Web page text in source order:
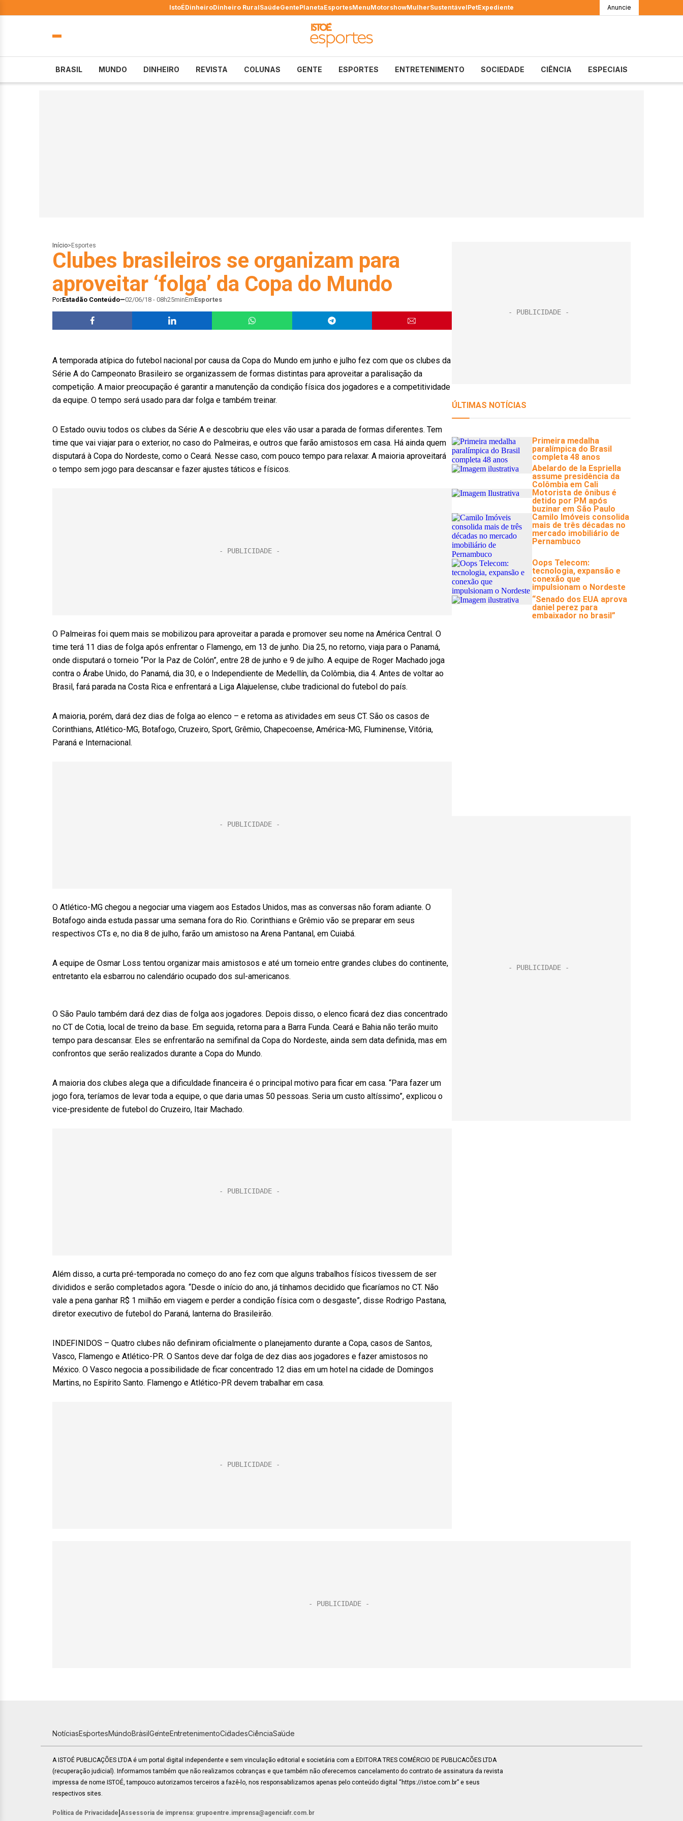
IstoÉDinheiroDinheiro RuralSaúdeGentePlanetaEsportesMenuMotorshowMulherSustentávelPetExpediente Anuncie
BRASIL MUNDO DINHEIRO REVISTA COLUNAS GENTE ESPORTES ENTRETENIMENTO SOCIEDADE CIÊNCIA ESPECIAIS
Início> Esportes
Clubes brasileiros se organizam para
aproveitar ‘folga’ da Copa do Mundo
PorEstadão Conteúdo 02/06/18 - 08h25minEmEsportes
A temporada atípica do futebol nacional por causa da Copa do Mundo em junho e julho fez com que os clubes da
Série A do Campeonato Brasileiro se organizassem de formas distintas para aproveitar a paralisação da
competição. A maior preocupação é garantir a manutenção da condição física dos jogadores e a competitividade
da equipe. O tempo será usado para dar folga e também treinar.
O Estado ouviu todos os clubes da Série A e descobriu que eles vão usar a parada de formas diferentes. Tem
time que vai viajar para o exterior, no caso do Palmeiras, e outros que farão amistosos em casa. Há ainda quem
disputará à Copa do Nordeste, como o Ceará. Nesse caso, com pouco tempo para relaxar. A maioria aproveitará
o tempo sem jogo para descansar e fazer ajustes táticos e físicos.
O Palmeiras foi quem mais se mobilizou para aproveitar a parada e promover seu nome na América Central. O
time terá 11 dias de folga após enfrentar o Flamengo, em 13 de junho. Dia 25, no retorno, viaja para o Panamá,
onde disputará o torneio “Por la Paz de Colón”, entre 28 de junho e 9 de julho. A equipe de Roger Machado joga
contra o Árabe Unido, do Panamá, dia 30, e o Independiente de Medellín, da Colômbia, dia 4. Antes de voltar ao
Brasil, fará parada na Costa Rica e enfrentará a Liga Alajuelense, clube tradicional do futebol do país.
A maioria, porém, dará dez dias de folga ao elenco – e retoma as atividades em seus CT. São os casos de
Corinthians, Atlético-MG, Botafogo, Cruzeiro, Sport, Grêmio, Chapecoense, América-MG, Fluminense, Vitória,
Paraná e Internacional.
O Atlético-MG chegou a negociar uma viagem aos Estados Unidos, mas as conversas não foram adiante. O
Botafogo ainda estuda passar uma semana fora do Rio. Corinthians e Grêmio vão se preparar em seus
respectivos CTs e, no dia 8 de julho, farão um amistoso na Arena Pantanal, em Cuiabá.
A equipe de Osmar Loss tentou organizar mais amistosos e até um torneio entre grandes clubes do continente,
entretanto ela esbarrou no calendário ocupado dos sul-americanos.
O São Paulo também dará dez dias de folga aos jogadores. Depois disso, o elenco ficará dez dias concentrado
no CT de Cotia, local de treino da base. Em seguida, retorna para a Barra Funda. Ceará e Bahia não terão muito
tempo para descansar. Eles se enfrentarão na semifinal da Copa do Nordeste, ainda sem data definida, mas em
confrontos que serão realizados durante a Copa do Mundo.
A maioria dos clubes alega que a dificuldade financeira é o principal motivo para ficar em casa. “Para fazer um
jogo fora, teríamos de levar toda a equipe, o que daria umas 50 pessoas. Seria um custo altíssimo”, explicou o
vice-presidente de futebol do Cruzeiro, Itair Machado.
Além disso, a curta pré-temporada no começo do ano fez com que alguns trabalhos físicos tivessem de ser
divididos e serão completados agora. “Desde o início do ano, já tínhamos decidido que ficaríamos no CT. Não
vale a pena ganhar R$ 1 milhão em viagem e perder a condição física com o desgaste”, disse Rodrigo Pastana,
diretor executivo de futebol do Paraná, lanterna do Brasileirão.
INDEFINIDOS – Quatro clubes não definiram oficialmente o planejamento durante a Copa, casos de Santos,
Vasco, Flamengo e Atlético-PR. O Santos deve dar folga de dez dias aos jogadores e fazer amistosos no
México. O Vasco negocia a possibilidade de ficar concentrado 12 dias em um hotel na cidade de Domingos
Martins, no Espírito Santo. Flamengo e Atlético-PR devem trabalhar em casa.
NotíciasEsportesMundoBrasilGenteEntretenimentoCidadesCiênciaSaúde
A ISTOÉ PUBLICAÇÕES LTDA é um portal digital independente e sem vinculação editorial e societária com a EDITORA TRES COMÉRCIO DE PUBLICACÕES LTDA
(recuperação judicial). Informamos também que não realizamos cobranças e que também não oferecemos cancelamento do contrato de assinatura da revista
impressa de nome ISTOÉ, tampouco autorizamos terceiros a fazê-lo, nos responsabilizamos apenas pelo conteúdo digital “https://istoe.com.br” e seus
respectivos sites.
Política de Privacidade Assessoria de imprensa: grupoentre.imprensa@agenciafr.com.br